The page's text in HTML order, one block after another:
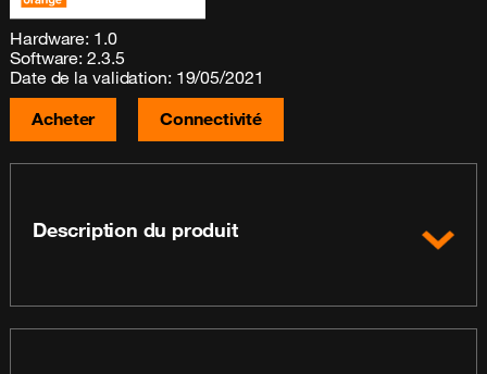
Hardware: 1.0
Software: 2.3.5
Date de la validation: 19/05/2021
Acheter
Connectivité
Description du produit